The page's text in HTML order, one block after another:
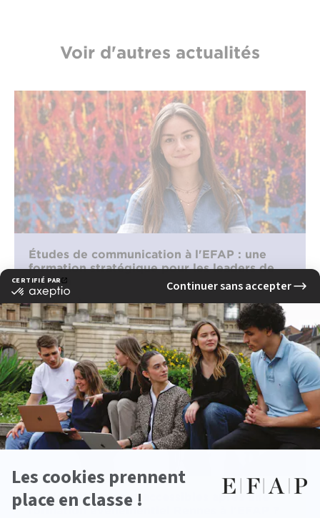
Voir d'autres actualités
Études de communication à l'EFAP : une
formation stratégique pour les leaders de
demain
lire la suite
Quels métiers sont accessibles après une
formation événementiel Rennes à l'EFAP ?